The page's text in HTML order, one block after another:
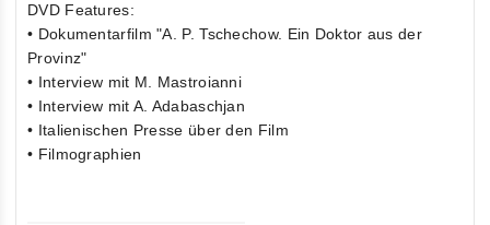
DVD Features:
• Dokumentarfilm "A. P. Tschechow. Ein Doktor aus der
Provinz"
• Interview mit M. Mastroianni
• Interview mit A. Adabaschjan
• Italienischen Presse über den Film
• Filmographien